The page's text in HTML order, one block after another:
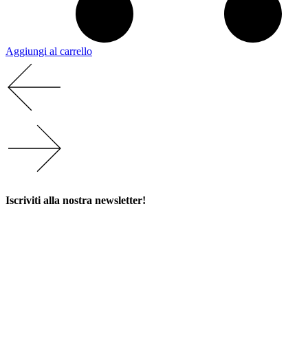
Aggiungi al carrello
Iscriviti alla nostra newsletter!